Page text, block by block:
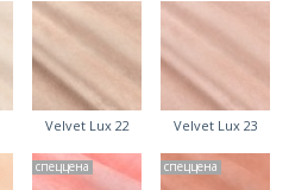
Velvet Lux 22 Velvet Lux 23
спеццена спеццена